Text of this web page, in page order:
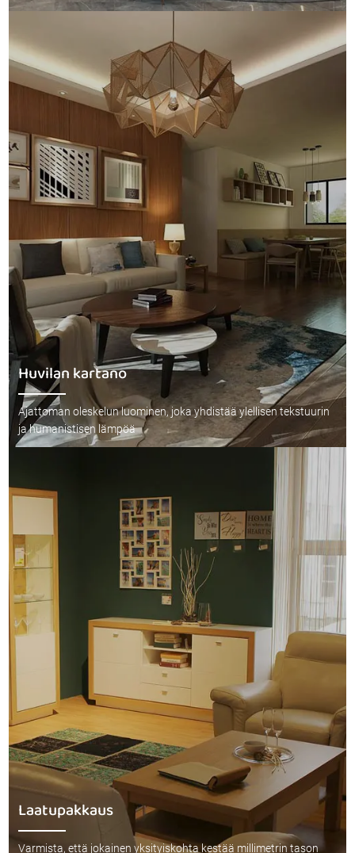
Huvilan kartano
Ajattoman oleskelun luominen, joka yhdistää ylellisen tekstuurin
ja humanistisen lämpöä
Laatupakkaus
Varmista, että jokainen yksityiskohta kestää millimetrin tason